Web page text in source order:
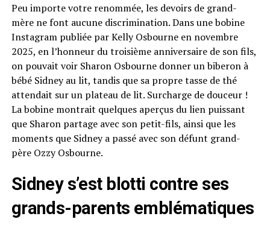
Peu importe votre renommée, les devoirs de grand-
mère ne font aucune discrimination. Dans une bobine
Instagram publiée par Kelly Osbourne en novembre
2025, en l’honneur du troisième anniversaire de son fils,
on pouvait voir Sharon Osbourne donner un biberon à
bébé Sidney au lit, tandis que sa propre tasse de thé
attendait sur un plateau de lit. Surcharge de douceur !
La bobine montrait quelques aperçus du lien puissant
que Sharon partage avec son petit-fils, ainsi que les
moments que Sidney a passé avec son défunt grand-
père Ozzy Osbourne.
Sidney s’est blotti contre ses
grands-parents emblématiques